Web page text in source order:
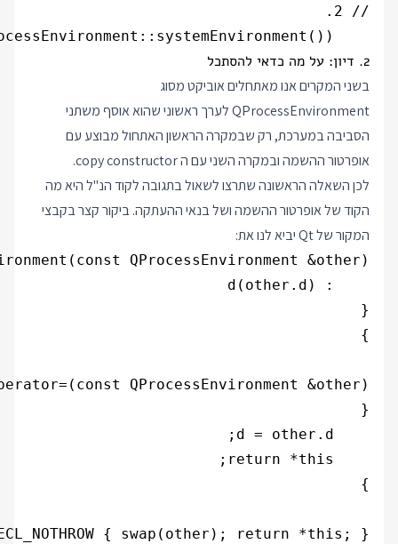
2. דיון: על מה כדאי להסתכל
בשני המקרים אנו מאתחלים אוביקט מסוג
QProcessEnvironment לערך ראשוני שהוא אוסף משתני
הסביבה במערכת, רק שבמקרה הראשון האתחול מבוצע עם
אופרטור ההשמה ובמקרה השני עם ה copy constructor.
לכן השאלה הראשונה שתרצו לשאול בתגובה לקוד הנ"ל היא מה
הקוד של אופרטור ההשמה ושל בנאי ההעתקה. ביקור קצר בקבצי
המקור של Qt יביא לנו את:
{ swap(other); return *this; }